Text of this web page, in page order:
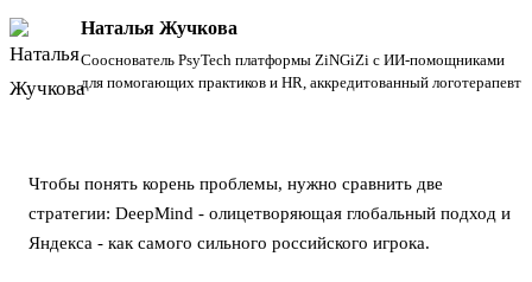
Наталья Жучкова
Сооснователь PsyTech платформы ZiNGiZi с ИИ-помощниками
для помогающих практиков и HR, аккредитованный логотерапевт
Чтобы понять корень проблемы, нужно сравнить две
стратегии: DeepMind - олицетворяющая глобальный подход и
Яндекса - как самого сильного российского игрока.